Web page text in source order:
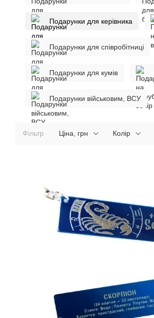
Подарунки для керівника
Подарунки для співробітниці
Подарунки для кумів
Подарунки військовим, ВСУ
Фільтр Ціна, грн Колір